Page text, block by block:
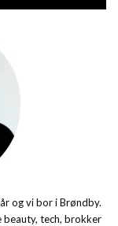
og vi bor i Brøndby.
beauty, tech, brokker